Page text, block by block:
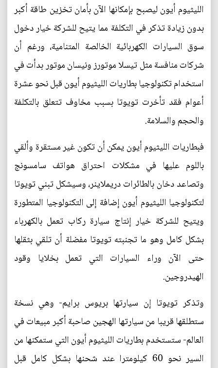
الليثيوم أيون ليصبح بإمكانها الآن بأمان تخزين طاقة أكبر
بدون زيادة تذكر في التكلفة مما يتيح للشركة خيار دخول
سوق السيارات الكهربائية الخالصة المتنامية، ورغم أن
شركات منافسة مثل تيسلا موتورز ونيسان موتور بدأت في
استخدام تكنولوجيا بطاريات الليثيوم أيون قبل نحو عشرة
أعوام فقد تأخرت تويوتا بسبب مخاوف تتعلق بالتكلفة
والحجم والسلامة.
فبطاريات الليثيوم أيون يمكن أن تكون غير مستقرة وألقي
باللوم عليها في مشكلات احتراق هواتف سامسونج
وتصاعد دخان بالطائرات دريملاينر، وسيشكل تبني تويوتا
لتكنولوجيا الليثيوم أيون إضافة إلى التكنولوجيا المتطورة
ويتيح للشركة خيار إنتاج سيارة ركاب تعمل بالكهرباء
بشكل كامل وهو ما تجنبته تويوتا مفضلة أن تلقي بثقلها
حتى الآن وراء السيارات التي تعمل بخلايا وقود
الهيدروجين.
وتذكر تويوتا إن سيارتها بريوس برايم- وهي نسخة
ستطلقها قريبا من سيارتها الهجين صاحبة أكبر مبيعات في
العالم- ستستخدم بطاريات الليثيوم أيون التي ستمكنها من
السير نحو 60 كيلومترا عند شحنها بشكل كامل قبل